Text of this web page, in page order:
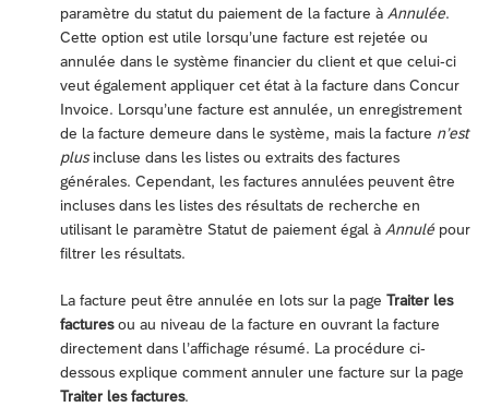
paramètre du statut du paiement de la facture à Annulée.
Cette option est utile lorsqu’une facture est rejetée ou
annulée dans le système financier du client et que celui-ci
veut également appliquer cet état à la facture dans Concur
Invoice. Lorsqu’une facture est annulée, un enregistrement
de la facture demeure dans le système, mais la facture n’est
plusincluse dans les listes ou extraits des factures
générales. Cependant, les factures annulées peuvent être
incluses dans les listes des résultats de recherche en
utilisant le paramètre Statut de paiement égal à Annulé pour
filtrer les résultats.
La facture peut être annulée en lots sur la page Traiter les
facturesou au niveau de la facture en ouvrant la facture
directement dans l’affichage résumé. La procédure ci-
dessous explique comment annuler une facture sur la page
Traiter les factures.